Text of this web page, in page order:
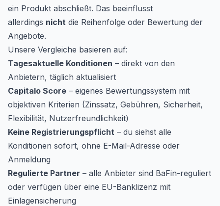
ein Produkt abschließt. Das beeinflusst
allerdings nicht die Reihenfolge oder Bewertung der
Angebote.
Unsere Vergleiche basieren auf:
Tagesaktuelle Konditionen – direkt von den
Anbietern, täglich aktualisiert
Capitalo Score – eigenes Bewertungssystem mit
objektiven Kriterien (Zinssatz, Gebühren, Sicherheit,
Flexibilität, Nutzerfreundlichkeit)
Keine Registrierungspflicht – du siehst alle
Konditionen sofort, ohne E-Mail-Adresse oder
Anmeldung
Regulierte Partner – alle Anbieter sind BaFin-reguliert
oder verfügen über eine EU-Banklizenz mit
Einlagensicherung